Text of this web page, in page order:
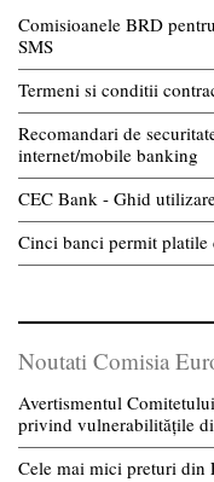
Comisioanele BRD
SMS
Termeni si conditii
Recomandari de
internet/mobile banking
CEC Bank - Ghid
Cinci banci permit
Noutati Comisia
Avertismentul
privind vulnerabilitățile
Cele mai mici preturi din